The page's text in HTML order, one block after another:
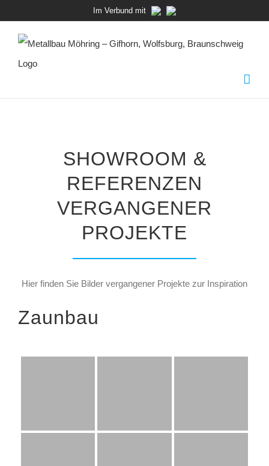
springen
Im Verbund mit
SHOWROOM &
REFERENZEN
VERGANGENER
PROJEKTE
Hier finden Sie Bilder vergangener Projekte zur Inspiration
Zaunbau